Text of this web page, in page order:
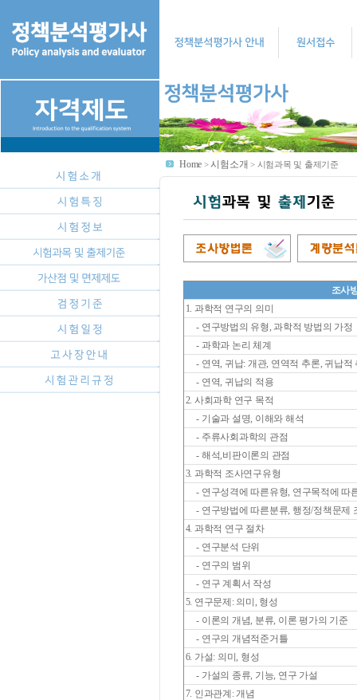
Home >시험소개 > 시험과목 및 출제기준
조사
1. 과학적 연구의 의미
- 연구방법의 유형, 과학적 방법의 가정
- 과학과 논리 체계
- 연역, 귀납: 개관, 연역적 추론, 귀납적
- 연역, 귀납의 적용
2. 사회과학 연구 목적
- 기술과 설명, 이해와 해석
- 주류사회과학의 관점
- 해석,비판이론의 관점
3. 과학적 조사연구유형
- 연구성격에 따른유형, 연구목적에 따
- 연구방법에 따른분류, 행정/정책문제
4. 과학적 연구 절차
- 연구분석 단위
- 연구의 범위
- 연구 계획서 작성
5. 연구문제: 의미, 형성
- 이론의 개념, 분류, 이론 평가의 기준
- 연구의 개념적준거틀
6. 가설: 의미, 형성
- 가설의 종류, 기능, 연구 가설
7. 인과관계: 개념